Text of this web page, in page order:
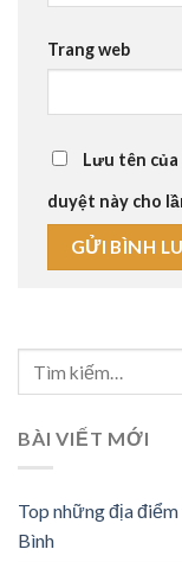
Trang web
Lưu tên
duyệt này cho
BÀI VIẾT MỚI
Top những địa
Bình